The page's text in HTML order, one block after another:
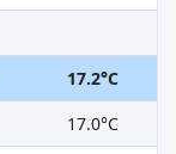
17.2°C
17.0°C